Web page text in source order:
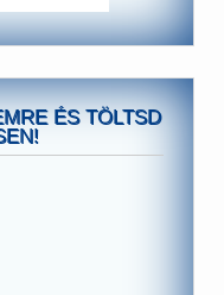
ÉS TÖLTSD